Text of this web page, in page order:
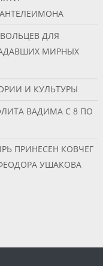
ДЛЯ
МИРНЫХ
И КУЛЬТУРЫ
ВАДИМА С 8 ПО
ПРИНЕСЕН КОВЧЕГ
УШАКОВА